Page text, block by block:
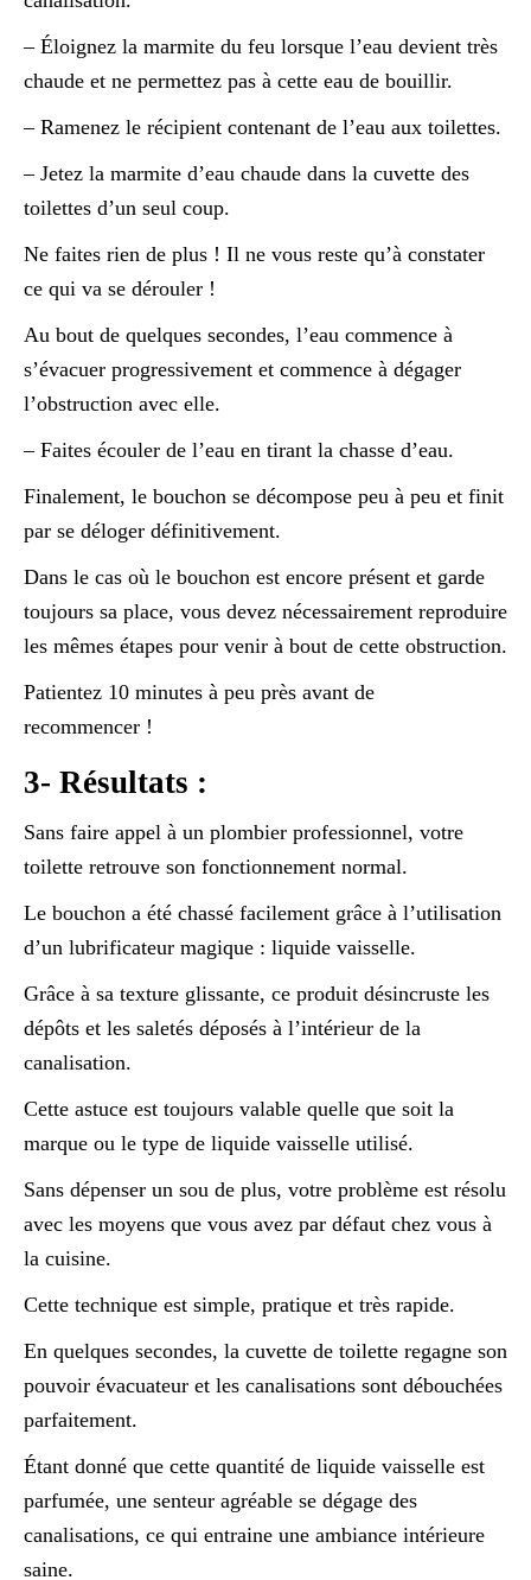
– Éloignez la marmite du feu lorsque l’eau devient très
chaude et ne permettez pas à cette eau de bouillir.
– Ramenez le récipient contenant de l’eau aux toilettes.
– Jetez la marmite d’eau chaude dans la cuvette des
toilettes d’un seul coup.
Ne faites rien de plus ! Il ne vous reste qu’à constater
ce qui va se dérouler !
Au bout de quelques secondes, l’eau commence à
s’évacuer progressivement et commence à dégager
l’obstruction avec elle.
– Faites écouler de l’eau en tirant la chasse d’eau.
Finalement, le bouchon se décompose peu à peu et finit
par se déloger définitivement.
Dans le cas où le bouchon est encore présent et garde
toujours sa place, vous devez nécessairement reproduire
les mêmes étapes pour venir à bout de cette obstruction.
Patientez 10 minutes à peu près avant de
recommencer !
3- Résultats :
Sans faire appel à un plombier professionnel, votre
toilette retrouve son fonctionnement normal.
Le bouchon a été chassé facilement grâce à l’utilisation
d’un lubrificateur magique : liquide vaisselle.
Grâce à sa texture glissante, ce produit désincruste les
dépôts et les saletés déposés à l’intérieur de la
canalisation.
Cette astuce est toujours valable quelle que soit la
marque ou le type de liquide vaisselle utilisé.
Sans dépenser un sou de plus, votre problème est résolu
avec les moyens que vous avez par défaut chez vous à
la cuisine.
Cette technique est simple, pratique et très rapide.
En quelques secondes, la cuvette de toilette regagne son
pouvoir évacuateur et les canalisations sont débouchées
parfaitement.
Étant donné que cette quantité de liquide vaisselle est
parfumée, une senteur agréable se dégage des
canalisations, ce qui entraine une ambiance intérieure
saine.